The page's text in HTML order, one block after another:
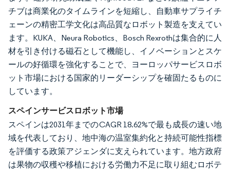
チブは商業化のタイムラインを短縮し、自動車サプライチ
ェーンの精密工学文化は高品質なロボット製造を支えてい
ます。KUKA、Neura Robotics、Bosch Rexrothは集合的に人
材を引き付ける磁石として機能し、イノベーションとスケ
ールの好循環を強化することで、ヨーロッパサービスロボ
ット市場における国家的リーダーシップを確固たるものに
しています。
スペインサービスロボット市場
スペインは2031年までのCAGR 18.62%で最も成長の速い地
域を代表しており、地中海の温室集約化と持続可能性指標
を評価する政策アジェンダに支えられています。地方政府
は果物の収穫や移植における労働力不足に取り組むロボテ